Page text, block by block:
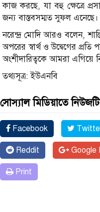
কাজ করছে, যা বহু ক্ষেত্রে
জন্য বাস্তবসম্মত সুফল এনেছে।
নরেন্দ্র মোদি আরও বলেন,
অপরের স্বার্থ ও উদ্বেগের
অংশীদারিত্বকে আমরা এগিয়ে
তথ্যসূত্র: ইউএনবি
সোস্যাল মিডিয়াতে
Facebook
Reddit Google
Print